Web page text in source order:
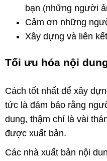
bạn (những người
Cảm ơn những
Xây dựng và liên
Tối ưu hóa nội
Cách tốt nhất để xây
tức là đảm bảo rằng
dung, thậm chí là vài
được xuất bản.
Các nhà xuất bản nội